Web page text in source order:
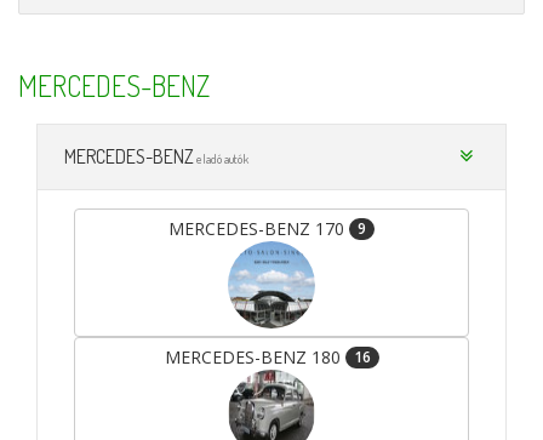
MERCEDES-BENZ
MERCEDES-BENZeladó autók
MERCEDES-BENZ 170 9
MERCEDES-BENZ 180 16